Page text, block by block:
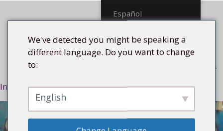
Menú
Inicio /Asunto/Afrocubano/ Noche dame mi sol
Español
We've detected you might be speaking a
different language. Do you want to change
to:
English